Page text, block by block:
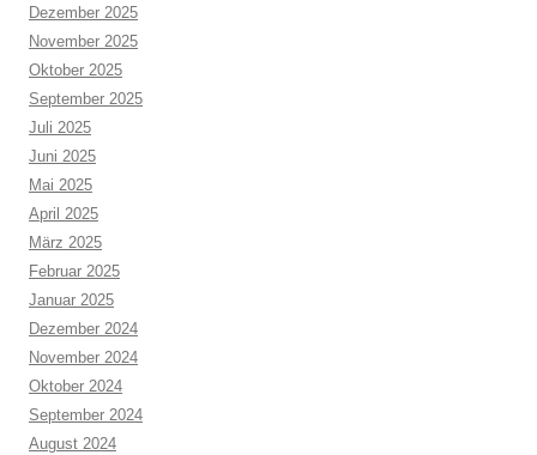
Dezember 2025
November 2025
Oktober 2025
September 2025
Juli 2025
Juni 2025
Mai 2025
April 2025
März 2025
Februar 2025
Januar 2025
Dezember 2024
November 2024
Oktober 2024
September 2024
August 2024